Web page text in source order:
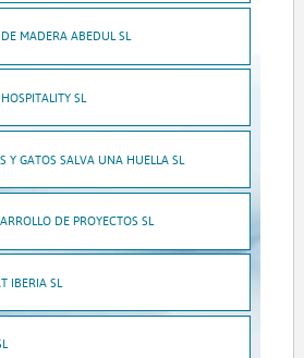
MADERA ABEDUL SL
SL
Y GATOS SALVA UNA HUELLA SL
DE PROYECTOS SL
IBERIA SL